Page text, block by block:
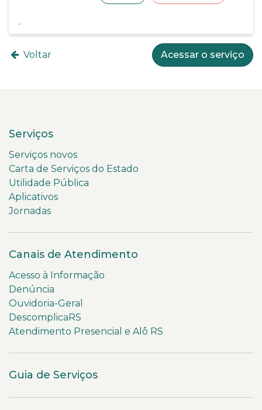
Voltar Acessar o serviço
Serviços
Serviços novos
Carta de Serviços do Estado
Utilidade Pública
Aplicativos
Jornadas
Canais de Atendimento
Acesso à Informação
Denúncia
Ouvidoria-Geral
DescomplicaRS
Atendimento Presencial e Alô RS
Guia de Serviços